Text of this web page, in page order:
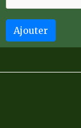
Ajouter